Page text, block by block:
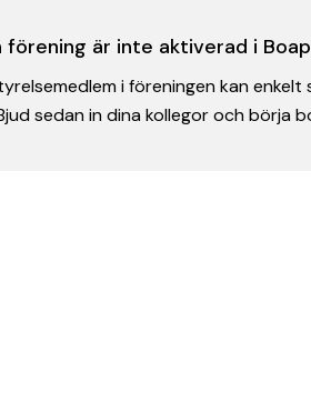
förening är inte aktiverad i
i föreningen kan
sedan in dina kollegor och börja